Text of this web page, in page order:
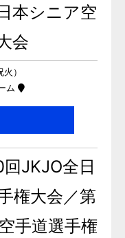
本シニア空
会
）
ム
JKJO全日
権大会／第
手道選手権